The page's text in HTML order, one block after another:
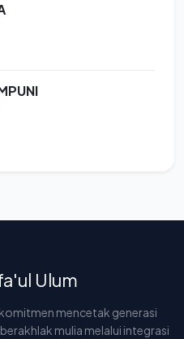
Ulum
mencetak generasi
mulia melalui integrasi